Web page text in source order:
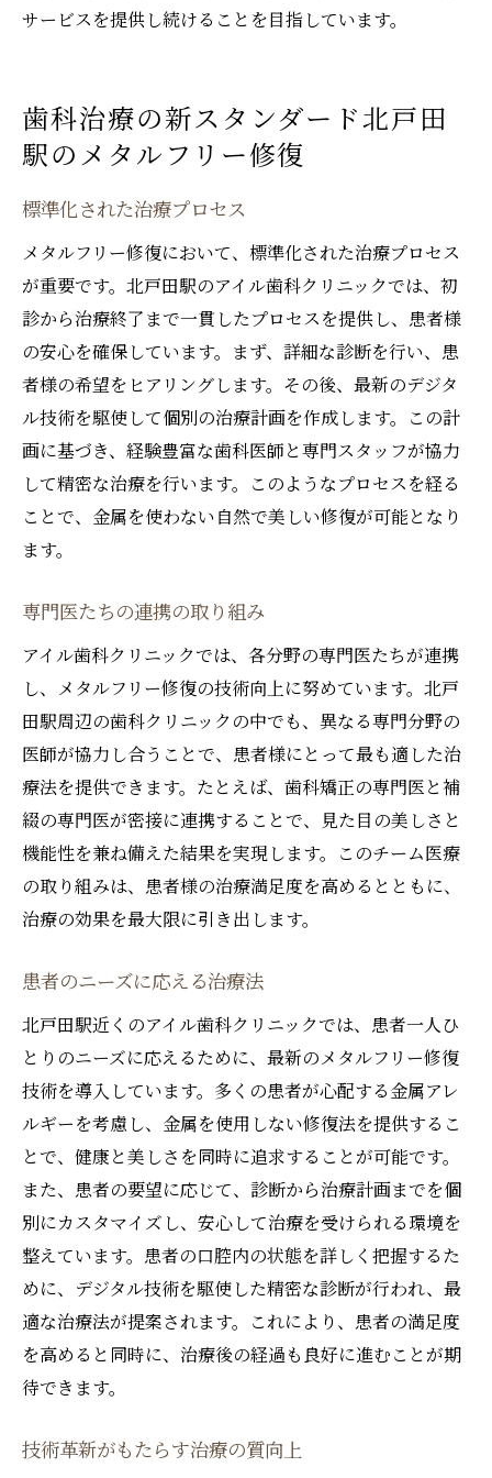
サービスを提供し続けることを目指しています。
歯科治療の新スタンダード北戸田
駅のメタルフリー修復
標準化された治療プロセス
メタルフリー修復において、標準化された治療プロセス
が重要です。北戸田駅のアイル歯科クリニックでは、初
診から治療終了まで一貫したプロセスを提供し、患者様
の安心を確保しています。まず、詳細な診断を行い、患
者様の希望をヒアリングします。その後、最新のデジタ
ル技術を駆使して個別の治療計画を作成します。この計
画に基づき、経験豊富な歯科医師と専門スタッフが協力
して精密な治療を行います。このようなプロセスを経る
ことで、金属を使わない自然で美しい修復が可能となり
ます。
専門医たちの連携の取り組み
アイル歯科クリニックでは、各分野の専門医たちが連携
し、メタルフリー修復の技術向上に努めています。北戸
田駅周辺の歯科クリニックの中でも、異なる専門分野の
医師が協力し合うことで、患者様にとって最も適した治
療法を提供できます。たとえば、歯科矯正の専門医と補
綴の専門医が密接に連携することで、見た目の美しさと
機能性を兼ね備えた結果を実現します。このチーム医療
の取り組みは、患者様の治療満足度を高めるとともに、
治療の効果を最大限に引き出します。
患者のニーズに応える治療法
北戸田駅近くのアイル歯科クリニックでは、患者一人ひ
とりのニーズに応えるために、最新のメタルフリー修復
技術を導入しています。多くの患者が心配する金属アレ
ルギーを考慮し、金属を使用しない修復法を提供するこ
とで、健康と美しさを同時に追求することが可能です。
また、患者の要望に応じて、診断から治療計画までを個
別にカスタマイズし、安心して治療を受けられる環境を
整えています。患者の口腔内の状態を詳しく把握するた
めに、デジタル技術を駆使した精密な診断が行われ、最
適な治療法が提案されます。これにより、患者の満足度
を高めると同時に、治療後の経過も良好に進むことが期
待できます。
技術革新がもたらす治療の質向上